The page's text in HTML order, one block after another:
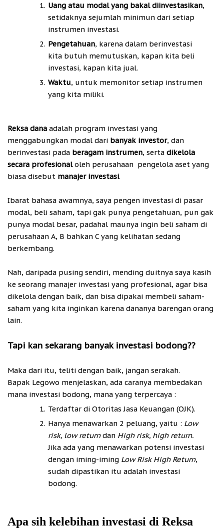
Uang atau modal yang bakal diinvestasikan,
setidaknya sejumlah minimun dari setiap
instrumen investasi.
Pengetahuan, karena dalam berinvestasi
kita butuh memutuskan, kapan kita beli
investasi, kapan kita jual.
Waktu, untuk memonitor setiap instrumen
yang kita miliki.
Reksa dana adalah program investasi yang
menggabungkan modal dari banyak investor, dan
berinvestasi pada beragam instrumen, serta dikelola
secara profesionaloleh perusahaan pengelola aset yang
biasa disebut manajer investasi.
Ibarat bahasa awamnya, saya pengen investasi di pasar
modal, beli saham, tapi gak punya pengetahuan, pun gak
punya modal besar, padahal maunya ingin beli saham di
perusahaan A, B bahkan C yang kelihatan sedang
berkembang.
Nah, daripada pusing sendiri, mending duitnya saya kasih
ke seorang manajer investasi yang profesional, agar bisa
dikelola dengan baik, dan bisa dipakai membeli saham-
saham yang kita inginkan karena dananya barengan orang
lain.
Tapi kan sekarang banyak investasi bodong??
Maka dari itu, teliti dengan baik, jangan serakah.
Bapak Legowo menjelaskan, ada caranya membedakan
mana investasi bodong, mana yang terpercaya :
Terdaftar di Otoritas Jasa Keuangan (OJK).
Hanya menawarkan 2 peluang, yaitu : Low
risk, low returndan High risk, high return.
Jika ada yang menawarkan potensi investasi
dengan iming-iming Low Risk High Return,
sudah dipastikan itu adalah investasi
bodong.
Apa sih kelebihan investasi di Reksa